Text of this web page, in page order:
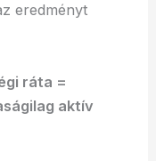
eredményt
ráta =
aktív